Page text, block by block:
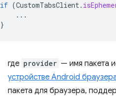
if (CustomTabsClient.
...
}
где provider — имя пакета
устройстве Android
пакета для браузера,